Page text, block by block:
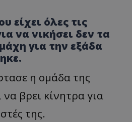
είχει όλες τις
να νικήσει δεν τα
για την εξάδα
η ομάδα της
βρει κίνητρα για
της.